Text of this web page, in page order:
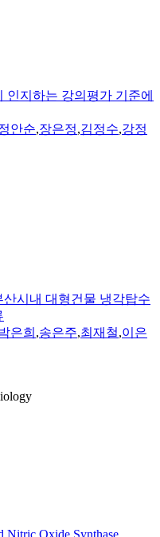
인지하는 강의평가 기준에
안순,장은정,김정수,강정
시내 대형건물 냉각탑수
은희 ,송은주,최재철,이은